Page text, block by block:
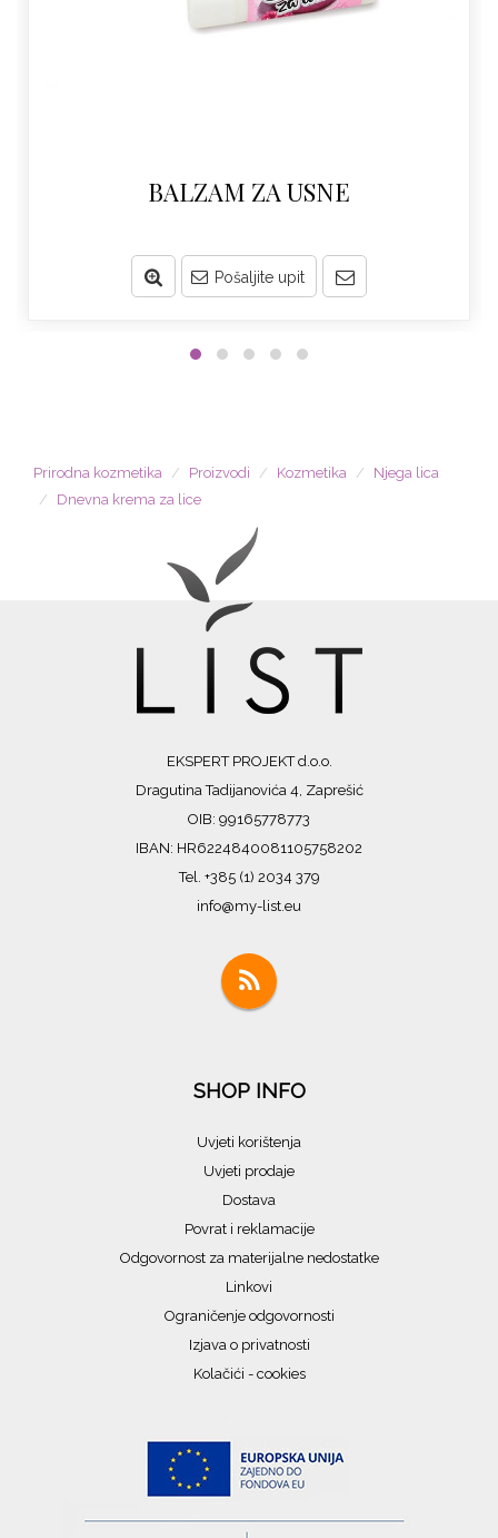
BALZAM ZA USNE
Pošaljite upit
Prirodna kozmetika Proizvodi Kozmetika
Njega lica
Dnevna krema za lice
EKSPERT PROJEKT d.o.o.
Dragutina Tadijanovića 4, Zaprešić
OIB: 99165778773
IBAN: HR6224840081105758202
Tel. +385 (1) 2034 379
info@my-list.eu
SHOP INFO
Uvjeti korištenja
Uvjeti prodaje
Dostava
Povrat i reklamacije
Odgovornost za materijalne nedostatke
Linkovi
Ograničenje odgovornosti
Izjava o privatnosti
Kolačići - cookies